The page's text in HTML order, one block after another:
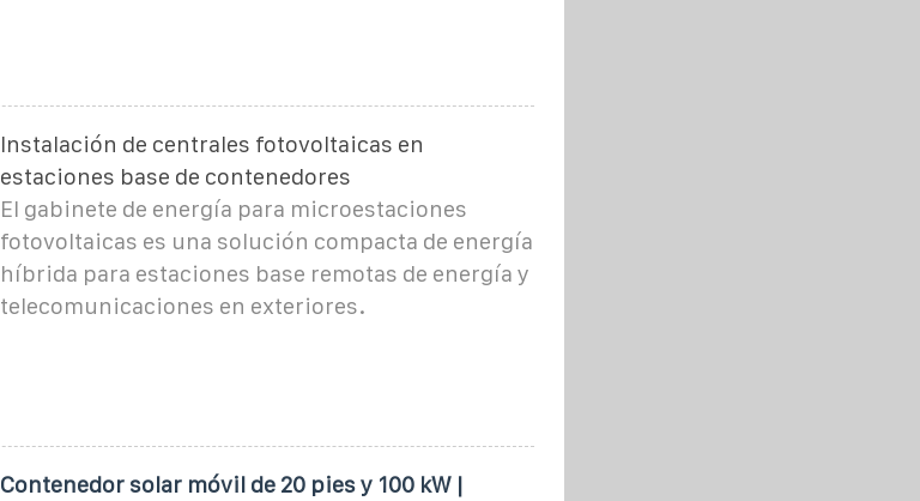
Instalación de centrales fotovoltaicas en
estaciones base de contenedores
El gabinete de energía para microestaciones
fotovoltaicas es una solución compacta de energía
híbrida para estaciones base remotas de energía y
telecomunicaciones en exteriores.
Contenedor solar móvil de 20 pies y 100 kW |